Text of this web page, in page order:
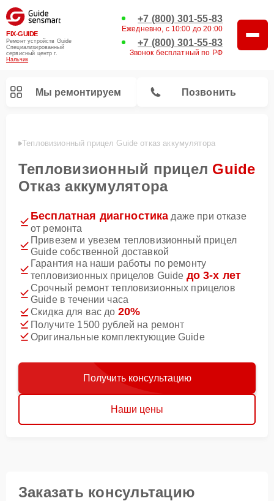
FIX-GUIDE
Ремонт устройств Guide
Специализированный
cервисный центр г.
Нальчик
+7 (800) 301-55-83
Ежедневно, с 10:00 до 20:00
+7 (800) 301-55-83
Звонок бесплатный по РФ
Мы ремонтируем Позвонить
Тепловизионный прицел Guide отказ аккумулятора
Тепловизионный прицел Guide
Отказ аккумулятора
Бесплатная диагностика даже при отказе
от ремонта
Привезем и увезем тепловизионный прицел
Guide собственной доставкой
Гарантия на наши работы по ремонту
тепловизионных прицелов Guide до 3-х лет
Срочный ремонт тепловизионных прицелов
Guide в течении часа
Скидка для вас до 20%
Получите 1500 рублей на ремонт
Оригинальные комплектующие Guide
Получить консультацию
Наши цены
Заказать консультацию